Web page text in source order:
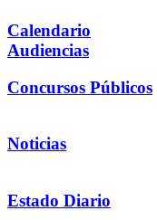
Calendario
Audiencias
Concursos Públicos
Noticias
Estado Diario